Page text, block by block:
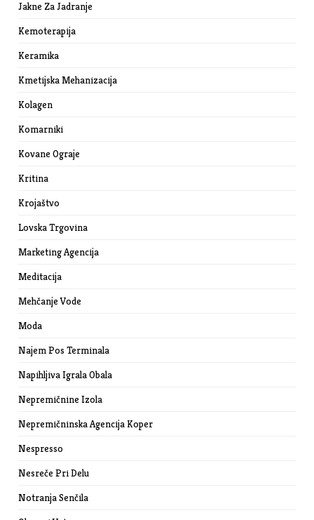
Jakne Za Jadranje
Kemoterapija
Keramika
Kmetijska Mehanizacija
Kolagen
Komarniki
Kovane Ograje
Kritina
Krojaštvo
Lovska Trgovina
Marketing Agencija
Meditacija
Mehčanje Vode
Moda
Najem Pos Terminala
Napihljiva Igrala Obala
Nepremičnine Izola
Nepremičninska Agencija Koper
Nespresso
Nesreče Pri Delu
Notranja Senčila